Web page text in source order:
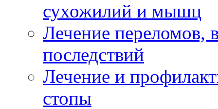
сухожилий и мышц
Лечение переломов,
последствий
Лечение и
стопы